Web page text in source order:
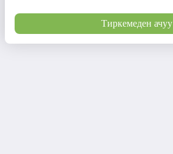
Тиркемеден ачуу